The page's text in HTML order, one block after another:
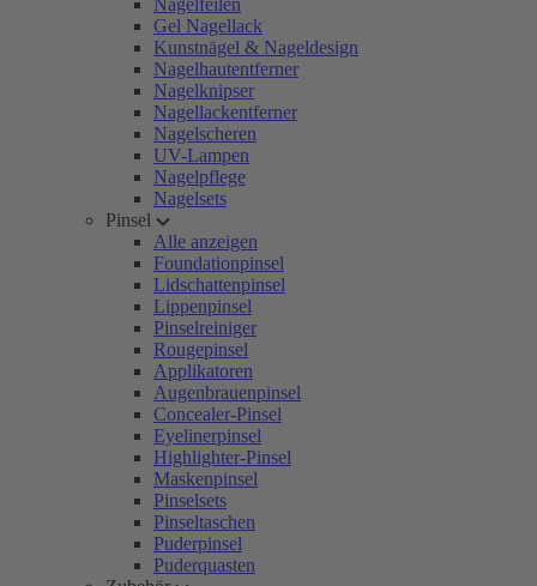
Nagelfeilen
Gel Nagellack
Kunstnägel & Nageldesign
Nagelhautentferner
Nagelknipser
Nagellackentferner
Nagelscheren
UV-Lampen
Nagelpflege
Nagelsets
Pinsel
Alle anzeigen
Foundationpinsel
Lidschattenpinsel
Lippenpinsel
Pinselreiniger
Rougepinsel
Applikatoren
Augenbrauenpinsel
Concealer-Pinsel
Eyelinerpinsel
Highlighter-Pinsel
Maskenpinsel
Pinselsets
Pinseltaschen
Puderpinsel
Puderquasten